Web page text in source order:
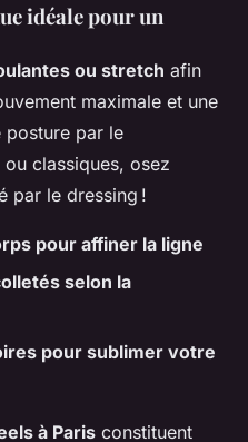
idéale pour un
ou stretch afin
maximale et une
posture par le
classiques, osez
par le dressing !
pour affiner la ligne
selon la
pour sublimer votre
à Paris constituent